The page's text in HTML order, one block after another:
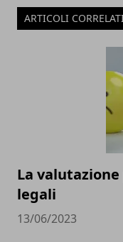
ARTICOLI
La
legali
13/06/2023